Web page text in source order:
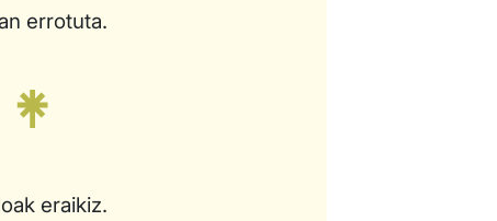
errotuta.
eraikiz.